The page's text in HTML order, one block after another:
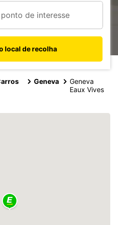
local de recolha
Geneva
Geneva
Eaux Vives